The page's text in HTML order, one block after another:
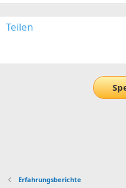
Teilen
Erfahrungsberichte